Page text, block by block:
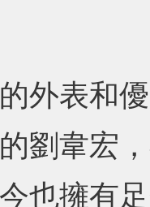
外表和
劉韋宏
也擁有